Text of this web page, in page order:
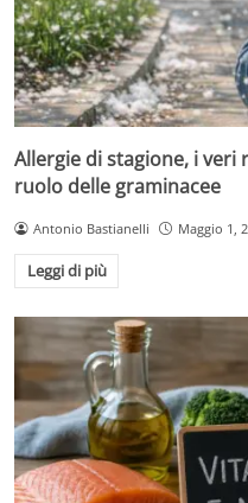
Allergie di stagione, i veri
ruolo delle graminacee
Antonio Bastianelli Maggio 1,
Leggi di più